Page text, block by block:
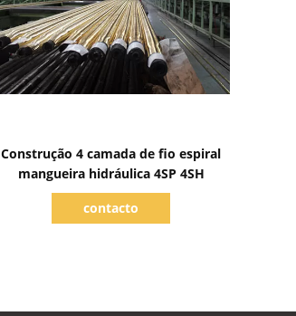
Construção 4 camada de fio espiral
mangueira hidráulica 4SP 4SH
contacto